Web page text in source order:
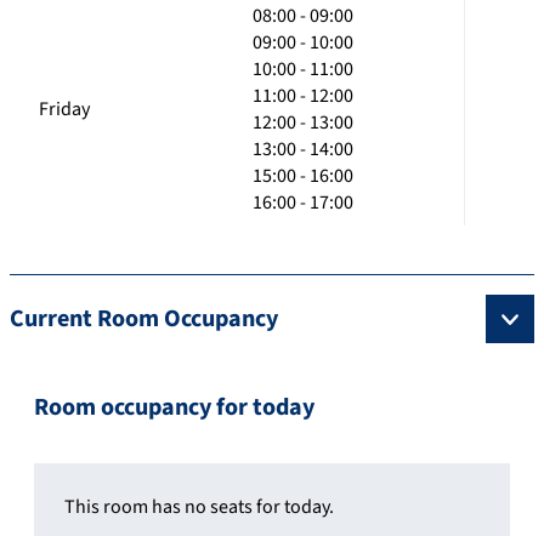
Friday
08:00 - 09:00
09:00 - 10:00
10:00 - 11:00
11:00 - 12:00
12:00 - 13:00
13:00 - 14:00
15:00 - 16:00
16:00 - 17:00
Current Room Occupancy
Room occupancy for today
This room has no seats for today.